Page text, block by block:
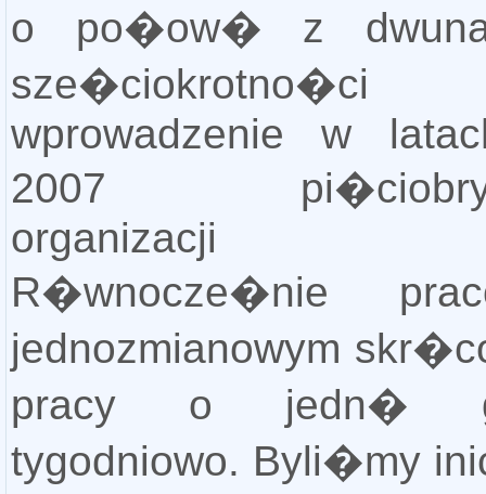
o po�ow� z
wprowadzenie w
2007
organizacji
R�wnocze�nie
jednozmianowym
pracy o jedn�
tygodniowo. Byli�my